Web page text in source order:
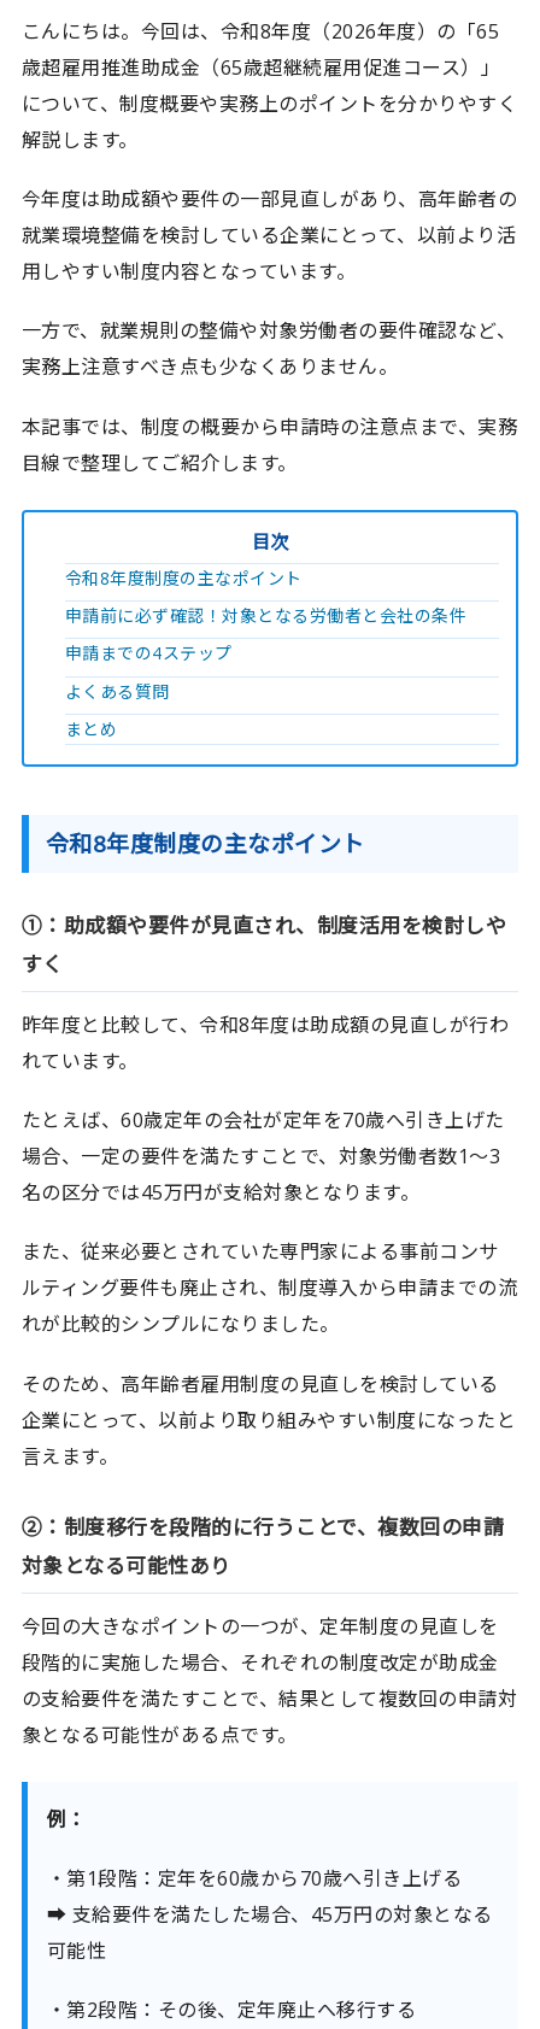
こんにちは。今回は、令和8年度（2026年度）の「65
歳超雇用推進助成金（65歳超継続雇用促進コース）」
について、制度概要や実務上のポイントを分かりやすく
解説します。
今年度は助成額や要件の一部見直しがあり、高年齢者の
就業環境整備を検討している企業にとって、以前より活
用しやすい制度内容となっています。
一方で、就業規則の整備や対象労働者の要件確認など、
実務上注意すべき点も少なくありません。
本記事では、制度の概要から申請時の注意点まで、実務
目線で整理してご紹介します。
目次
令和8年度制度の主なポイント
申請前に必ず確認！対象となる労働者と会社の条件
申請までの4ステップ
よくある質問
まとめ
令和8年度制度の主なポイント
①：助成額や要件が見直され、制度活用を検討しや
すく
昨年度と比較して、令和8年度は助成額の見直しが行わ
れています。
たとえば、60歳定年の会社が定年を70歳へ引き上げた
場合、一定の要件を満たすことで、対象労働者数1〜3
名の区分では45万円が支給対象となります。
また、従来必要とされていた専門家による事前コンサ
ルティング要件も廃止され、制度導入から申請までの流
れが比較的シンプルになりました。
そのため、高年齢者雇用制度の見直しを検討している
企業にとって、以前より取り組みやすい制度になったと
言えます。
②：制度移行を段階的に行うことで、複数回の申請
対象となる可能性あり
今回の大きなポイントの一つが、定年制度の見直しを
段階的に実施した場合、それぞれの制度改定が助成金
の支給要件を満たすことで、結果として複数回の申請対
象となる可能性がある点です。
例：
・第1段階：定年を60歳から70歳へ引き上げる
➡ 支給要件を満たした場合、45万円の対象となる
可能性
・第2段階：その後、定年廃止へ移行する